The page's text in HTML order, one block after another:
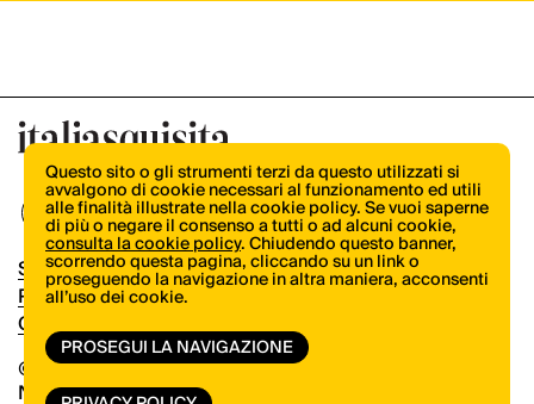
© Copyright 2026.Vertical.it
N.ro Iscrizione ROC 32504
Shop
Pubblicità
Contatti
Questo sito o gli strumenti terzi da questo utilizzati si
avvalgono di cookie necessari al funzionamento ed utili
alle finalità illustrate nella cookie policy. Se vuoi saperne
di più o negare il consenso a tutti o ad alcuni cookie,
consulta la cookie policy. Chiudendo questo banner,
scorrendo questa pagina, cliccando su un link o
proseguendo la navigazione in altra maniera, acconsenti
all’uso dei cookie.
PROSEGUI LA NAVIGAZIONE